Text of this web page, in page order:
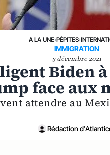
A LA UNE›PÉPITES›
IMMIGRATION
3 décembre 2021
Biden
face aux
attendre au
Rédaction